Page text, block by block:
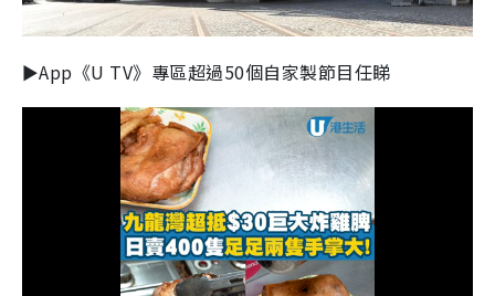
►App《U TV》專區超過50個自家製節目任睇